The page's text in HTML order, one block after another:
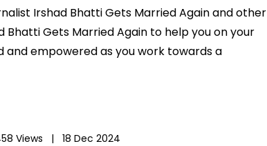
Irshad Bhatti Gets Married Again and other
Gets Married Again to help you on your
empowered as you work towards a
Views | 18 Dec 2024